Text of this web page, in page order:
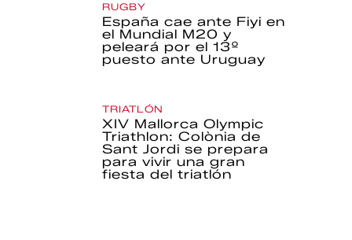
RUGBY
España cae ante Fiyi en
el Mundial M20 y
peleará por el 13º
puesto ante Uruguay
TRIATLÓN
XIV Mallorca Olympic
Triathlon: Colònia de
Sant Jordi se prepara
para vivir una gran
fiesta del triatlón